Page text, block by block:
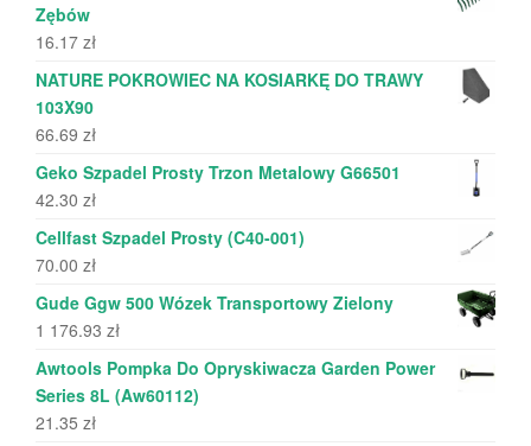
Zębów
16.17 zł
NATURE POKROWIEC NA KOSIARKĘ DO TRAWY
103X90
66.69 zł
Geko Szpadel Prosty Trzon Metalowy G66501
42.30 zł
Cellfast Szpadel Prosty (C40-001)
70.00 zł
Gude Ggw 500 Wózek Transportowy Zielony
1 176.93 zł
Awtools Pompka Do Opryskiwacza Garden Power
Series 8L (Aw60112)
21.35 zł